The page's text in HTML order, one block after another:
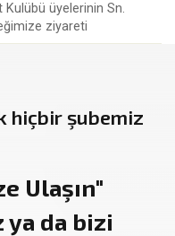
üyelerinin Sn.
ziyareti
hiçbir şubemiz
Ulaşın"
ya da bizi